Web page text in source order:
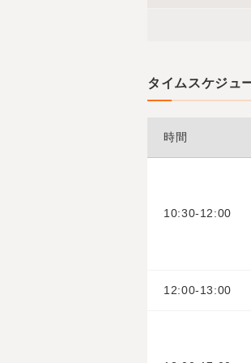
タイムスケジュ
時間
10:30-12:00
12:00-13:00